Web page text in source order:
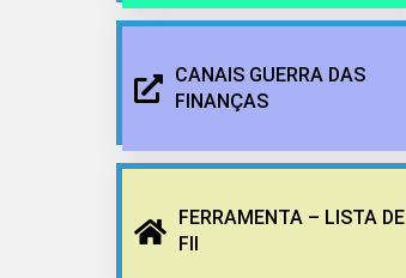
CANAIS GUERRA DAS
FINANÇAS
FERRAMENTA – LISTA DE
FII